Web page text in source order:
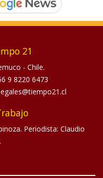
21
- Chile.
9 8220 6473
Periodista: Claudio